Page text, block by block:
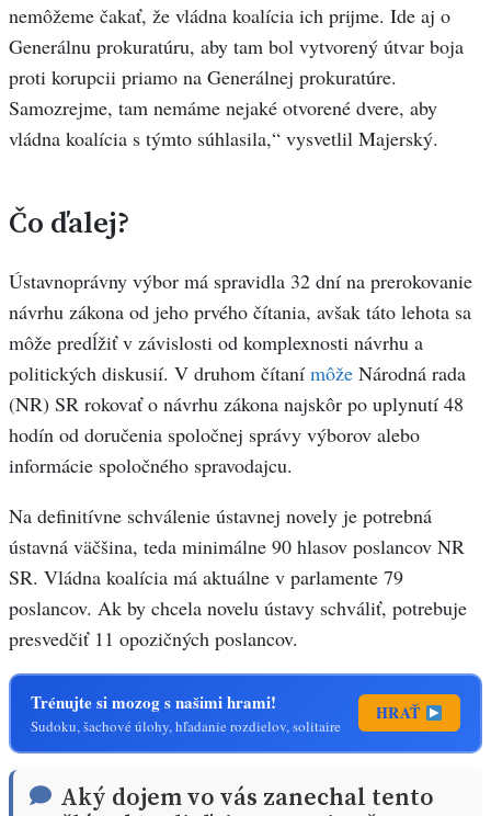
nemôžeme čakať, že vládna koalícia ich prijme. Ide aj o
Generálnu prokuratúru, aby tam bol vytvorený útvar boja
proti korupcii priamo na Generálnej prokuratúre.
Samozrejme, tam nemáme nejaké otvorené dvere, aby
vládna koalícia s týmto súhlasila,“ vysvetlil Majerský.
Čo ďalej?
Ústavnoprávny výbor má spravidla 32 dní na prerokovanie
návrhu zákona od jeho prvého čítania, avšak táto lehota sa
môže predĺžiť v závislosti od komplexnosti návrhu a
politických diskusií. V druhom čítaní môže Národná rada
(NR) SR rokovať o návrhu zákona najskôr po uplynutí 48
hodín od doručenia spoločnej správy výborov alebo
informácie spoločného spravodajcu.​
Na definitívne schválenie ústavnej novely je potrebná
ústavná väčšina, teda minimálne 90 hlasov poslancov NR
SR. Vládna koalícia má aktuálne v parlamente 79
poslancov. Ak by chcela novelu ústavy schváliť, potrebuje
presvedčiť 11 opozičných poslancov.
Trénujte si mozog s našimi hrami!
Sudoku, šachové úlohy, hľadanie rozdielov, solitaire
HRAŤ
Aký dojem vo vás zanechal tento